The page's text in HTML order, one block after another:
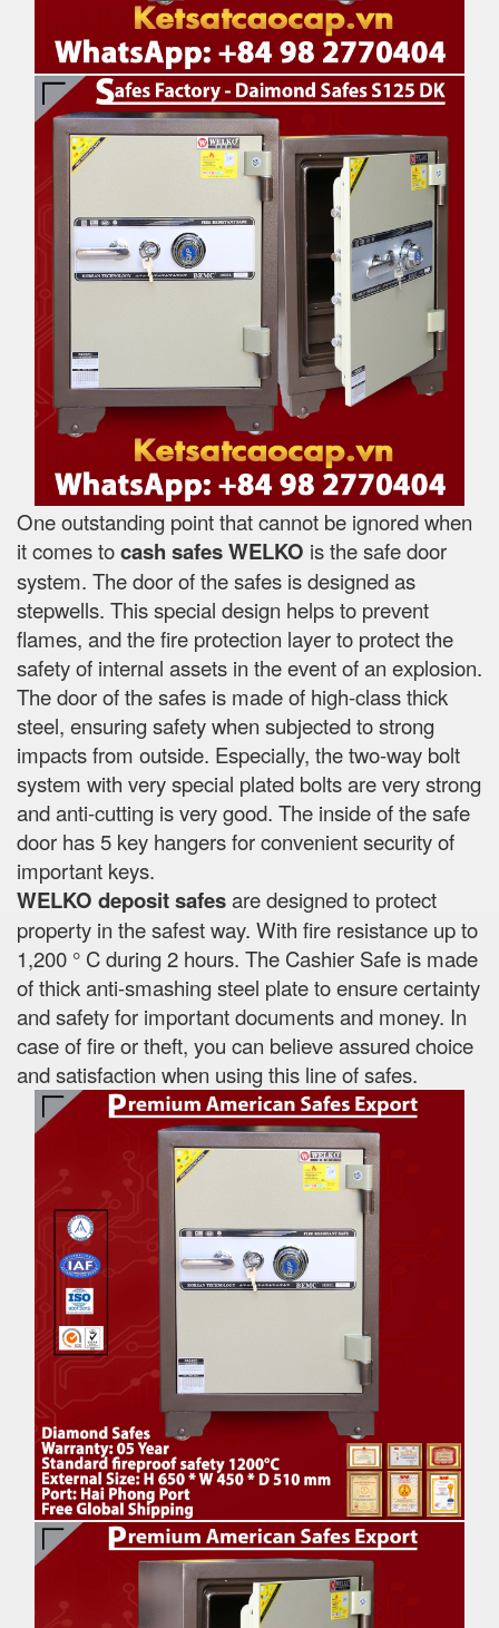
One outstanding point that cannot be ignored when
it comes tocash safesWELKO is the safe door
system. The door of the safes is designed as
stepwells. This special design helps to prevent
flames, and the fire protection layer to protect the
safety of internal assets in the event of an explosion.
The door of the safes is made of high-class thick
steel, ensuring safety when subjected to strong
impacts from outside. Especially, the two-way bolt
system with very special plated bolts are very strong
and anti-cutting is very good. The inside of the safe
door has 5 key hangers for convenient security of
important keys.
WELKO deposit safesare designed to protect
property in the safest way. With fire resistance up to
1,200 ° C during 2 hours. The Cashier Safe is made
of thick anti-smashing steel plate to ensure certainty
and safety for important documents and money. In
case of fire or theft, you can believe assured choice
and satisfaction when using this line of safes.